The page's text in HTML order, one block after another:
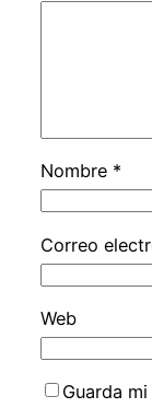
Nombre *
Correo
Web
Guarda